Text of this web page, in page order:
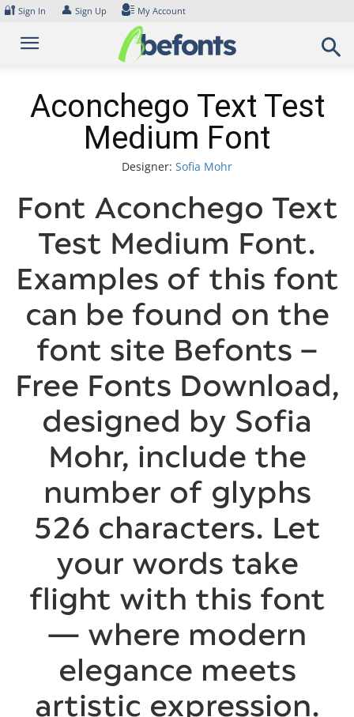
Skip
content
🔐 Sign In 👤 Sign Up My Account
Aconchego Text Test
Medium Font
Designer: Sofia Mohr
Font Aconchego Text
Test Medium Font.
Examples of this font
can be found on the
font site Befonts –
Free Fonts Download,
designed by Sofia
Mohr, include the
number of glyphs
526 characters. Let
your words take
flight with this font
— where modern
elegance meets
artistic expression.